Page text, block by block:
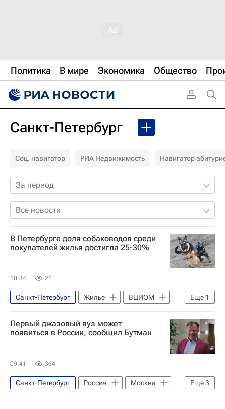
Политика В мире Экономика Общество
Санкт-Петербург
Соц. навигатор РИА Недвижимость Навигатор
За период
Все новости
В Петербурге доля собаководов среди
покупателей жилья достигла 25-30%
10:34 21
Еще 1
Санкт-Петербург Жилье
ВЦИОМ
Сделки
Первый джазовый вуз может
появиться в России, сообщил Бутман
09:41 364
Еще3
Санкт-Петербург Россия
Москва
Игорь Бутман
Культура Культура